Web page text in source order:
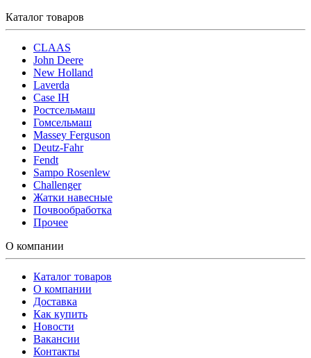
Каталог товаров
CLAAS
John Deere
New Holland
Laverda
Case IH
Ростсельмаш
Гомсельмаш
Massey Ferguson
Deutz-Fahr
Fendt
Sampo Rosenlew
Challenger
Жатки навесные
Почвообработка
Прочее
О компании
Каталог товаров
О компании
Доставка
Как купить
Новости
Вакансии
Контакты